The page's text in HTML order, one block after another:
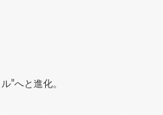
”へと進化。